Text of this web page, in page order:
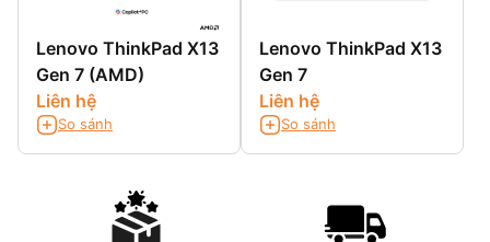
Lenovo ThinkPad X13
Gen 7 (AMD)
Liên hệ
So sánh
Lenovo ThinkPad X13
Gen 7
Liên hệ
So sánh